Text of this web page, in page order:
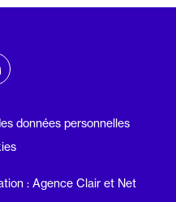
données personnelles
: Agence Clair et Net